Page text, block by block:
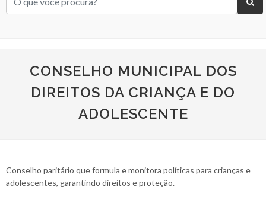
CONSELHO MUNICIPAL DOS
DIREITOS DA CRIANÇA E DO
ADOLESCENTE
Conselho paritário que formula e monitora políticas para crianças e
adolescentes, garantindo direitos e proteção.